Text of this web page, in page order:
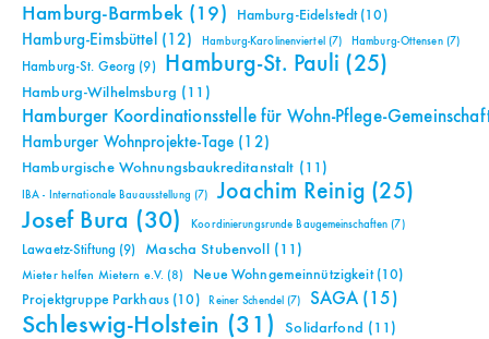
Hamburg-Barmbek(19) Hamburg-Eidelstedt(10)
Hamburg-Eimsbüttel (12) Hamburg-Karolinenviertel (7) Hamburg-Ottensen(7)
Hamburg-St. Georg (9) Hamburg-St. Pauli (25)
Hamburg-Wilhelmsburg (11)
Hamburger Koordinationsstelle für Wohn-Pflege-
Hamburger Wohnprojekte-Tage (12)
Hamburgische Wohnungsbaukreditanstalt (11)
IBA - Internationale Bauausstellung (7) Joachim Reinig (25)
Josef Bura (30) Koordinierungsrunde Baugemeinschaften (7)
Lawaetz-Stiftung (9) Mascha Stubenvoll (11)
Mieter helfen Mietern e.V. (8) Neue Wohngemeinnützigkeit(10)
Projektgruppe Parkhaus (10) Reiner Schendel (7) SAGA(15)
Schleswig-Holstein (31) Solidarfond (11)